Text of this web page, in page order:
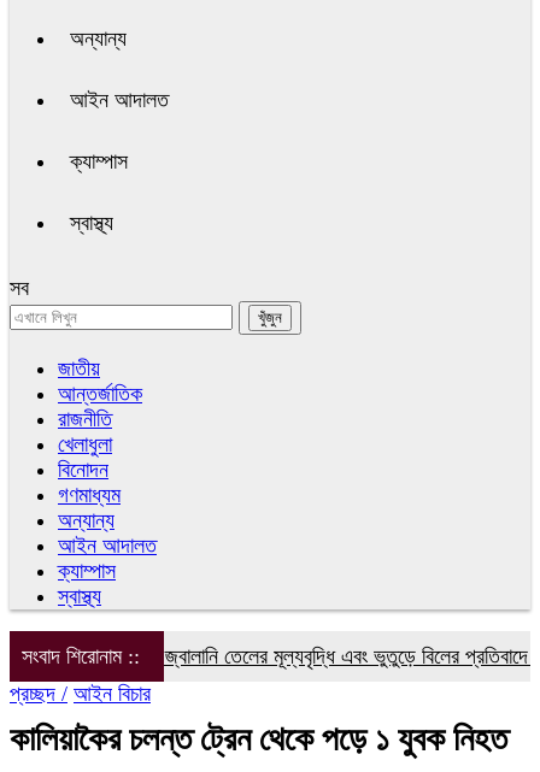
অন্যান্য
আইন আদালত
ক্যাম্পাস
স্বাস্থ্য
সব
জাতীয়
আন্তর্জাতিক
রাজনীতি
খেলাধুলা
বিনোদন
গণমাধ্যম
অন্যান্য
আইন আদালত
ক্যাম্পাস
স্বাস্থ্য
সংবাদ শিরোনাম ::
বিদ্যুৎ, গ্যাস ও জ্বালানি তেলের মূল্যবৃদ্ধি এবং ভুতুড়ে বিলের প্রতিবাদে
প্রচ্ছদ / আইন বিচার
কালিয়াকৈর চলন্ত ট্রেন থেকে পড়ে ১ যুবক নিহত